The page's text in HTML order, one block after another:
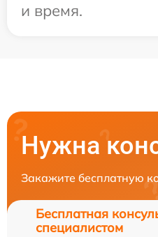
и время.
Нужна
Закажите бесплатную
Бесплатная
специалистом